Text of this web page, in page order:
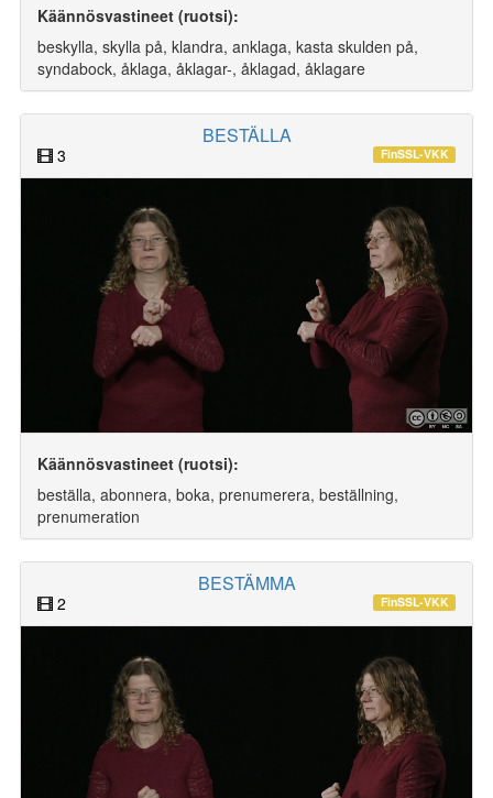
Käännösvastineet (ruotsi):
beskylla, skylla på, klandra, anklaga, kasta skulden på,
syndabock, åklaga, åklagar-, åklagad, åklagare
BESTÄLLA
3 FinSSL-VKK
Käännösvastineet (ruotsi):
beställa, abonnera, boka, prenumerera, beställning,
prenumeration
BESTÄMMA
2 FinSSL-VKK